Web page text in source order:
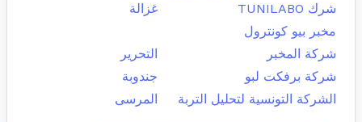
شرك TUNILABO
غزالة
مخبر بيو كونترول
شركة المخبر
التحرير
شركة برفكت لبو
جندوبة
الشركة التونسية لتحليل التربة
المرسى